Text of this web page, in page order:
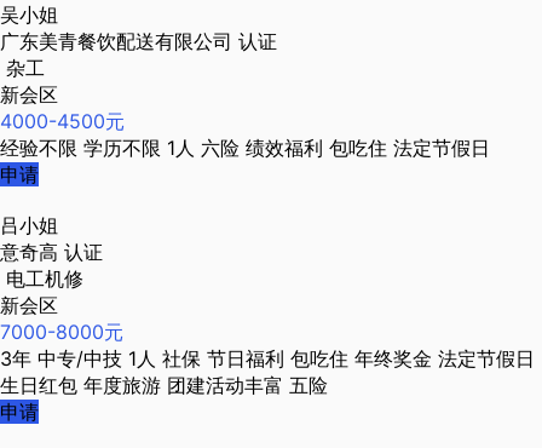
吴小姐
广东美青餐饮配送有限公司 认证
杂工
新会区
4000-4500元
经验不限 学历不限 1人 六险 绩效福利 包吃住 法定节假日
申请
吕小姐
意奇高 认证
电工机修
新会区
7000-8000元
3年 中专/中技 1人 社保 节日福利 包吃住 年终奖金 法定节假日
生日红包 年度旅游 团建活动丰富 五险
申请